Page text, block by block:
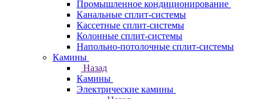
Промышленное кондиционирование
Канальные сплит-системы
Кассетные сплит-системы
Колонные сплит-системы
Напольно-потолочные сплит-системы
Камины
Назад
Камины
Электрические камины